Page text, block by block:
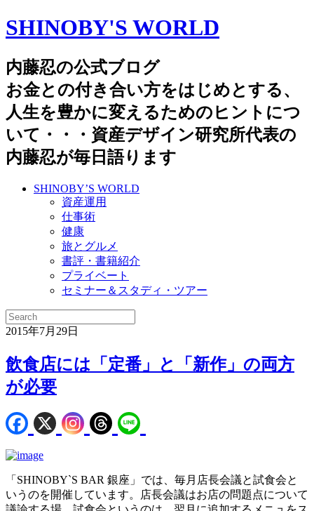
SHINOBY'S WORLD
内藤忍の公式ブログ
お金との付き合い方をはじめとする、
人生を豊かに変えるためのヒントにつ
いて・・・資産デザイン研究所代表の
内藤忍が毎日語ります
SHINOBY’S WORLD
資産運用
仕事術
健康
旅とグルメ
書評・書籍紹介
プライベート
セミナー＆スタディ・ツアー
2015年7月29日
飲食店には「定番」と「新作」の両方
が必要
「SHINOBY`S BAR 銀座」では、毎月店長会議と試食会と
いうのを開催しています。店長会議はお店の問題点について